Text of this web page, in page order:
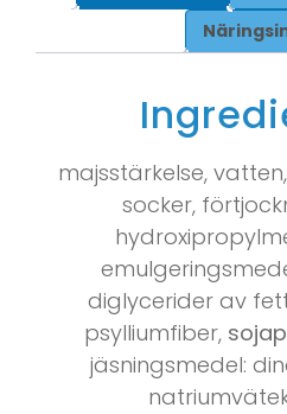
majsstärkelse,
socker,
diglycerider av
psylliumfiber,
jäsningsmedel: